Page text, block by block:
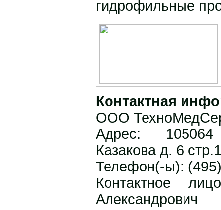
гидрофильные
Контактная
ООО
Адрес:
Казакова д. 6 стр.1
Телефон(-ы):
Контактное
Александрович